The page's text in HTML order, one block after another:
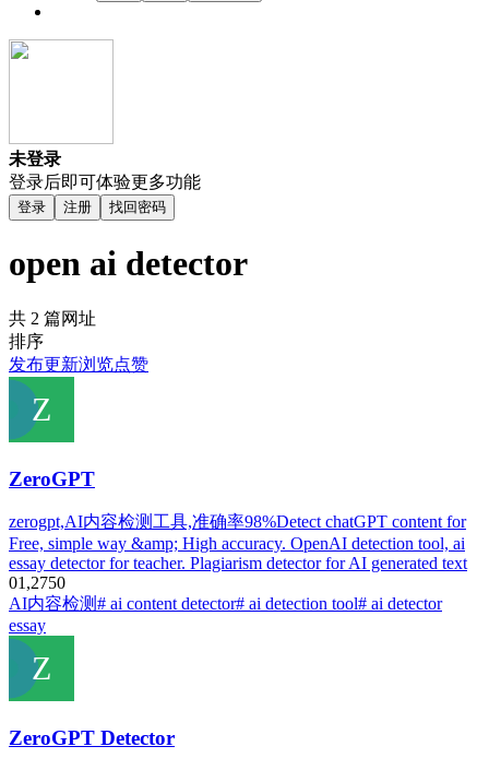
未登录
登录后即可体验更多功能
登录 注册 找回密码
open ai detector
共 2 篇网址
排序
发布更新浏览点赞
ZeroGPT
zerogpt,AI内容检测工具,准确率98%Detect chatGPT content for
Free, simple way &amp; High accuracy. OpenAI detection tool, ai
essay detector for teacher. Plagiarism detector for AI generated text
01,2750
AI内容检测# ai content detector# ai detection tool# ai detector
essay
ZeroGPT Detector